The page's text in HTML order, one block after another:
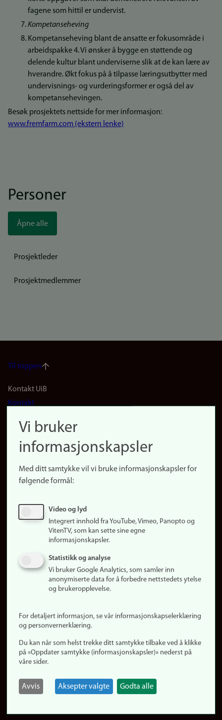
fagene som hittil er undervist.
Kompetanseheving
Kompetanseheving blant de ansatte er fokusområde i
arbeidspakke 4. Vi ønsker å bygge en støttende og
delende kultur blant underviserne slik at de kan lære av
hverandre. Økt fokus på å tilpasse læringsutbytter med
undervisnings- og vurderingsformer er også del av
kompetansehevingen.
Besøk prosjektets nettside for mer informasjon:
www.fremfarm.com (ekstern lenke)
Personer
Åpne alle
Prosjektleder
Prosjektmedlemmer
Til toppen
Footer
(no)
Kontakt UiB
Kontakt
Finn forsker
Presse
Finn studier
Ledige stillinger
Om nettstedet
Informasjonskapsler
Personvern
Logg inn
Rediger din ansattside
Vi bruker
informasjonskapsler
Med ditt samtykke vil vi bruke informasjonskapsler for
følgende formål:
Video og lyd
Integrert innhold fra YouTube, Vimeo, Panopto og
VitenTV, som kan sette sine egne
informasjonskapsler.
Statistikk og analyse
Vi bruker Google Analytics, som samler inn
anonymiserte data for å forbedre nettstedets ytelse
og brukeropplevelse.
For detaljert informasjon, se vår informasjonskapselerklæring
og personvernerklæring.
Du kan når som helst trekke ditt samtykke tilbake ved å klikke
på «Oppdater samtykke (informasjonskapsler)» nederst på
våre sider.
Avvis Aksepter valgte Godta alle